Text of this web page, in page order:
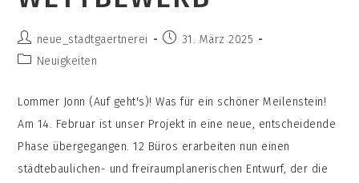
Beitrags-
Autor:
neue_stadtgaertnerei
Beitrag31. März 2025
Beitrags-
Neuigkeiten
Lommer Jonn (Auf geht's)! Was für ein schöner Meilenstein!
Am 14. Februar ist unser Projekt in eine neue, entscheidende
Phase übergegangen. 12 Büros erarbeiten nun einen
städtebaulichen- und freiraumplanerischen Entwurf, der die